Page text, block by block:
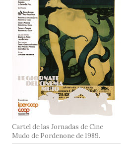
Cartel de las Jornadas de Cine
Mudo de Pordenone de 1989.